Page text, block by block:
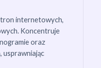
internetowych,
Koncentruje
oraz
usprawniając